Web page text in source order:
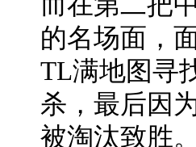
的名场面，
TL满地图寻
杀，最后因
被淘汰致胜。